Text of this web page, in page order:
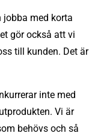
jobba med korta
gör också att vi
till kunden. Det är
inte med
Vi är
behövs och så